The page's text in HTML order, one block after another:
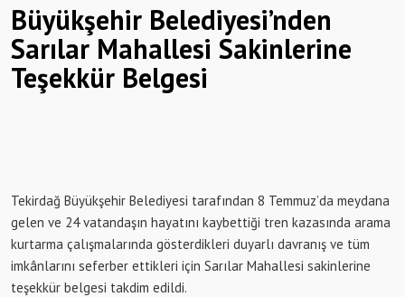
Büyükşehir Belediyesi’nden
Sarılar Mahallesi Sakinlerine
Teşekkür Belgesi
Tekirdağ Büyükşehir Belediyesi tarafından 8 Temmuz’da meydana
gelen ve 24 vatandaşın hayatını kaybettiği tren kazasında arama
kurtarma çalışmalarında gösterdikleri duyarlı davranış ve tüm
imkânlarını seferber ettikleri için Sarılar Mahallesi sakinlerine
teşekkür belgesi takdim edildi.